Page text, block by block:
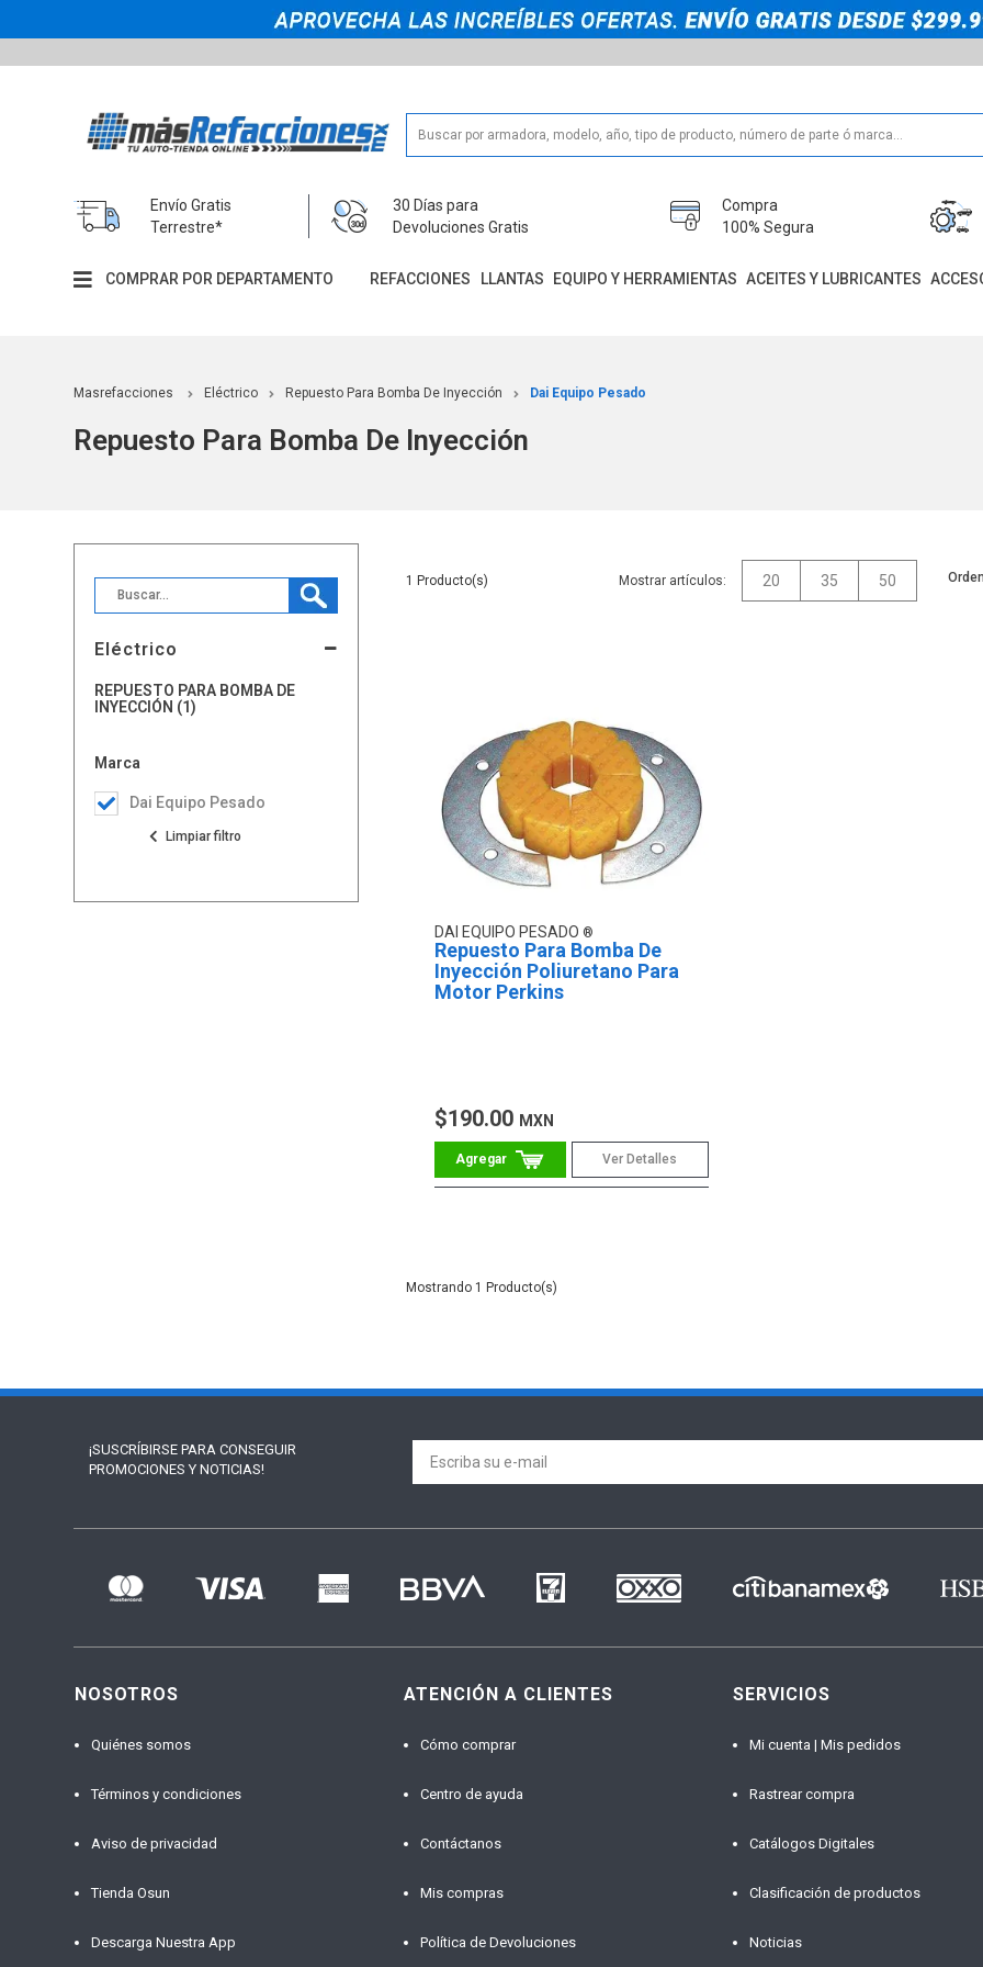
Envío Gratis
Terrestre*
30 Días para
Devoluciones Gratis
Compra
100% Segura
COMPRAR POR DEPARTAMENTO REFACCIONES LLANTAS EQUIPO Y HERRAMIENTAS ACEITES Y LUBRICANTES
Masrefacciones Eléctrico Repuesto Para Bomba De Inyección Dai Equipo Pesado
Repuesto Para Bomba De Inyección
Eléctrico
REPUESTO PARA BOMBA DE
INYECCIÓN (1)
Marca
Dai Equipo Pesado
1 Mostrar artículos: 20 35 50
DAI EQUIPO PESADO
Repuesto Para Bomba De
Inyección Poliuretano Para
Motor Perkins
$190.00 MXN
Ver Detalles
1
¡SUSCRÍBIRSE PARA CONSEGUIR
PROMOCIONES Y NOTICIAS!
NOSOTROS
Quiénes somos
Términos y condiciones
Aviso de privacidad
Tienda Osun
Descarga Nuestra App
ATENCIÓN A CLIENTES
Cómo comprar
Centro de ayuda
Contáctanos
Mis compras
Política de Devoluciones
SERVICIOS
Mi cuenta | Mis pedidos
Rastrear compra
Catálogos Digitales
Clasificación de productos
Noticias